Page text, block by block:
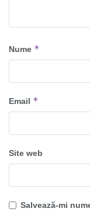
Nume *
Email *
Site web
Salvează-mi